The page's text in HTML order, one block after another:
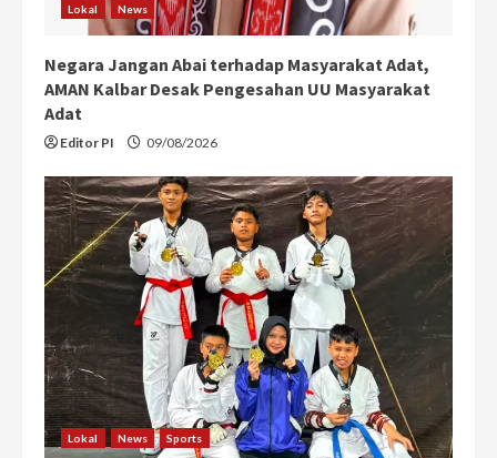
Lokal News
Negara Jangan Abai terhadap Masyarakat Adat,
AMAN Kalbar Desak Pengesahan UU Masyarakat
Adat
Editor PI 09/08/2026
Lokal News Sports